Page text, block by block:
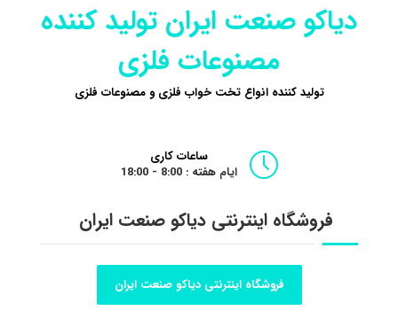
دیاکو صنعت ایران تولید کننده
مصنوعات فلزی
تولید کننده انواع تخت خواب فلزی و مصنوعات فلزی
ساعات کاری
ایام هفته : 8:00 - 18:00
فروشگاه اینترنتی دیاکو صنعت ایران
فروشگاه اینترنتی دیاکو صنعت ایران